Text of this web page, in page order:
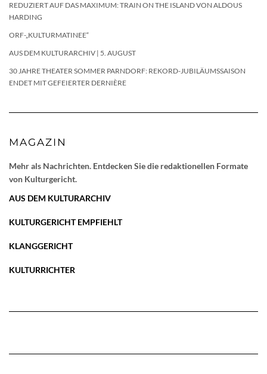
REDUZIERT AUF DAS MAXIMUM: TRAIN ON THE ISLAND VON ALDOUS
HARDING
ORF-„KULTURMATINEE“
AUS DEM KULTURARCHIV | 5. AUGUST
30 JAHRE THEATER SOMMER PARNDORF: REKORD-JUBILÄUMSSAISON
ENDET MIT GEFEIERTER DERNIÈRE
MAGAZIN
Mehr als Nachrichten. Entdecken Sie die redaktionellen Formate
von Kulturgericht.
AUS DEM KULTURARCHIV
KULTURGERICHT EMPFIEHLT
KLANGGERICHT
KULTURRICHTER